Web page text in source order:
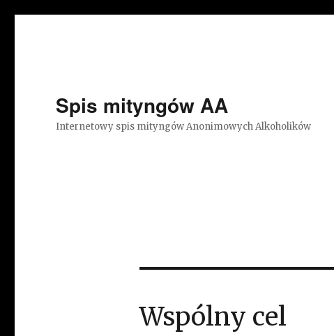
Spis mityngów AA
Internetowy spis mityngów Anonimowych Alkoholików
Wspólny cel